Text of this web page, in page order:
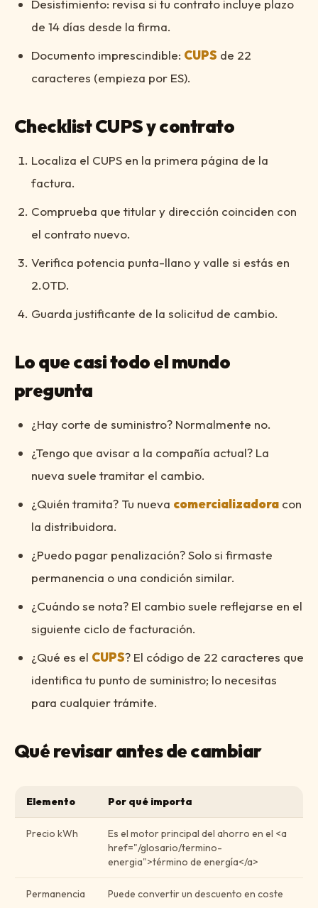
Desistimiento: revisa si tu contrato incluye plazo
de 14 días desde la firma.
Documento imprescindible: CUPS de 22
caracteres (empieza por ES).
Checklist CUPS y contrato
Localiza el CUPS en la primera página de la
factura.
Comprueba que titular y dirección coinciden con
el contrato nuevo.
Verifica potencia punta-llano y valle si estás en
2.0TD.
Guarda justificante de la solicitud de cambio.
Lo que casi todo el mundo
pregunta
¿Hay corte de suministro? Normalmente no.
¿Tengo que avisar a la compañía actual? La
nueva suele tramitar el cambio.
¿Quién tramita? Tu nueva comercializadora con
la distribuidora.
¿Puedo pagar penalización? Solo si firmaste
permanencia o una condición similar.
¿Cuándo se nota? El cambio suele reflejarse en el
siguiente ciclo de facturación.
¿Qué es el CUPS? El código de 22 caracteres que
identifica tu punto de suministro; lo necesitas
para cualquier trámite.
Qué revisar antes de cambiar
Elemento Por qué importa
Precio kWh
Es el motor principal del ahorro en el <a
href="/glosario/termino-
energia">término de energía</a>
Permanencia Puede convertir un descuento en coste